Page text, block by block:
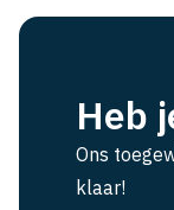
Heb
Ons
klaar!